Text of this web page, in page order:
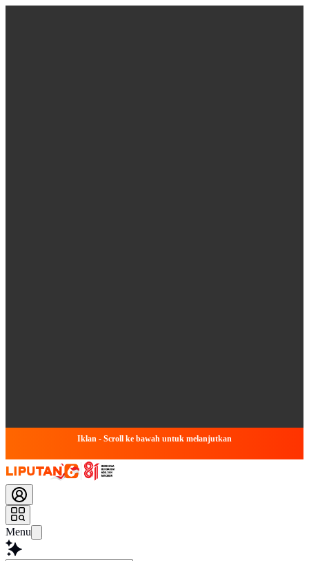
Iklan - Scroll ke bawah untuk melanjutkan
Menu